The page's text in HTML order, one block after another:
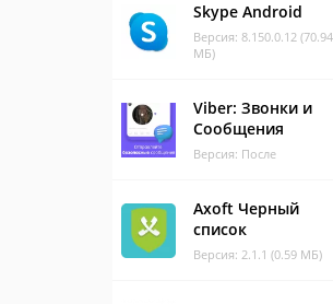
Skype Android
Версия: 8.150.0.12 (70.94
МБ)
Viber: Звонки и
Сообщения
Версия: После
Axoft Черный
список
Версия: 2.1.1 (0.59 МБ)